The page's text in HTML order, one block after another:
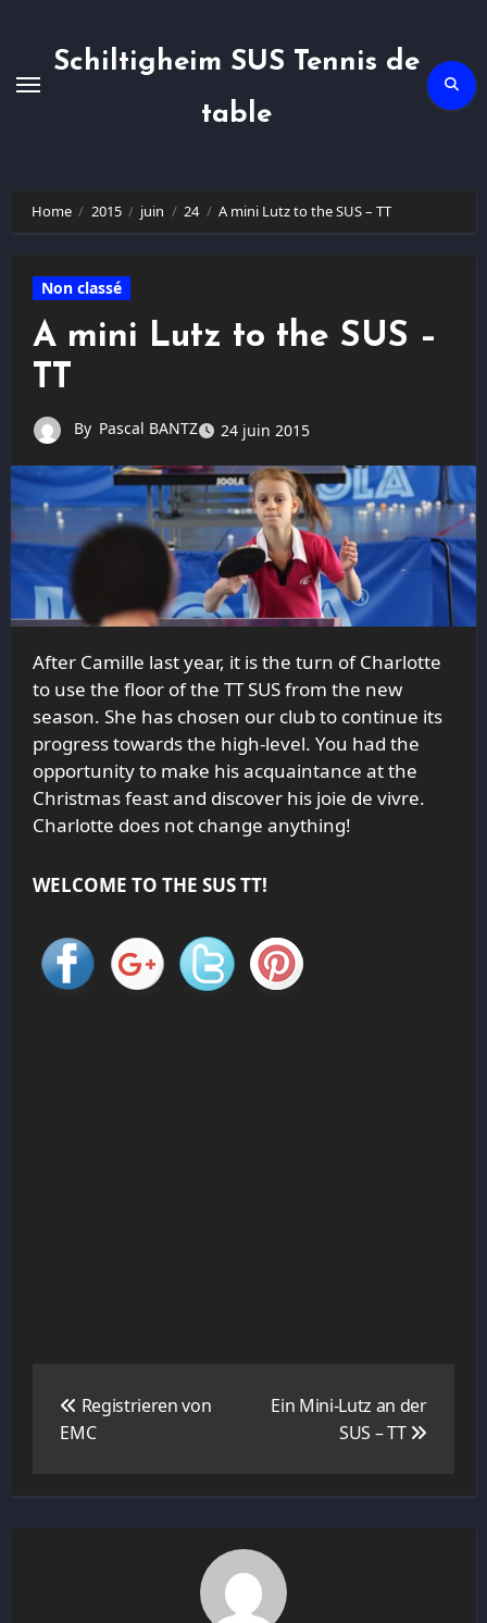
Schiltigheim SUS Tennis de
table
Home 2015 juin 24 A mini Lutz to the SUS – TT
Non classé
A mini Lutz to the SUS –
TT
By Pascal BANTZ 24 juin 2015
After Camille last year, it is the turn of Charlotte
to use the floor of the TT SUS from the new
season. She has chosen our club to continue its
progress towards the high-level. You had the
opportunity to make his acquaintance at the
Christmas feast and discover his joie de vivre.
Charlotte does not change anything!
WELCOME TO THE SUS TT!
l’article
Registrieren von
EMC
Ein Mini-Lutz an der
SUS – TT